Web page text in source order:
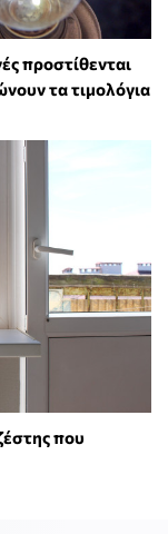
προστίθενται
τα τιμολόγια
που